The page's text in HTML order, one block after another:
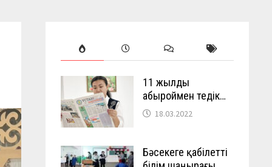
11 жылды
абыроймен өтедік…
18.03.2022
Бәсекеге қабілетті